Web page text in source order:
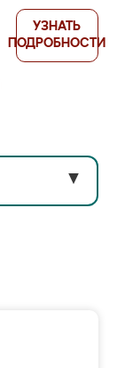
УЗНАТЬ
ПОДРОБНОСТИ
▼